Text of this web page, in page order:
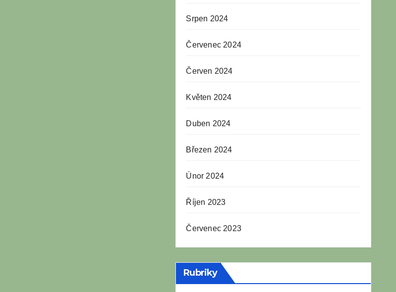
Srpen 2024
Červenec 2024
Červen 2024
Květen 2024
Duben 2024
Březen 2024
Únor 2024
Říjen 2023
Červenec 2023
Rubriky